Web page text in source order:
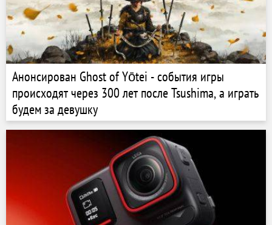
Анонсирован Ghost of Yōtei - события игры
происходят через 300 лет после Tsushima, а играть
будем за девушку